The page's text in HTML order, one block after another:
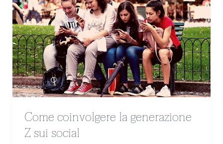
Come coinvolgere la generazione
Z sui social
coinvolgere
la
generazione
Z
sui
social